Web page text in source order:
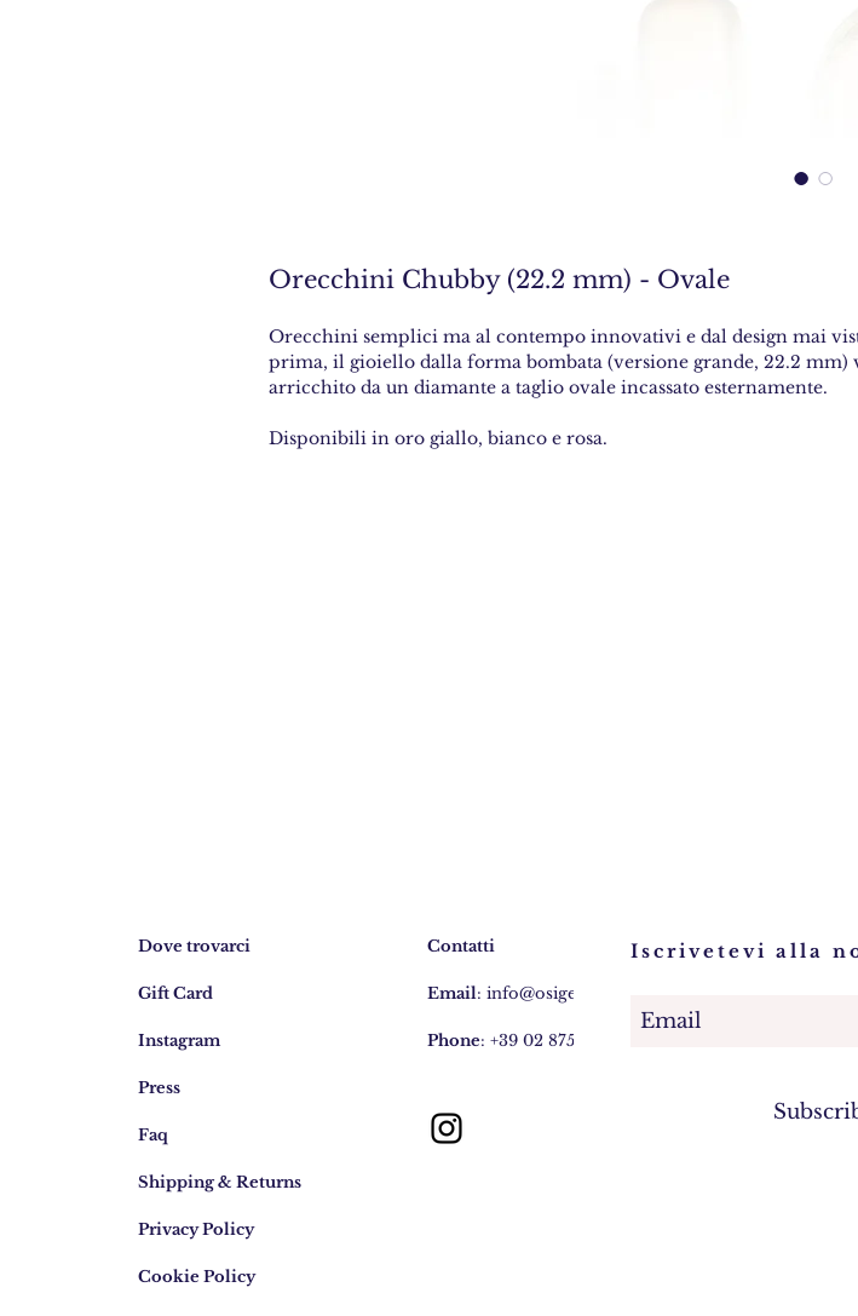
Orecchini Chubby (22.2 mm) - Ovale
Orecchini semplici ma al contempo innovativi e dal design mai
prima, il gioiello dalla forma bombata (versione grande, 22.2 mm)
arricchito da un diamante a taglio ovale incassato esternamente.
Disponibili in oro giallo, bianco e rosa.
Dove trovarci
Gift Card
Instagram
Press
Faq
Shipping & Returns
Privacy Policy
Cookie Policy
Contatti
Email: info@osigem.com
Phone: +39 02 875745
Iscrivetevi alla